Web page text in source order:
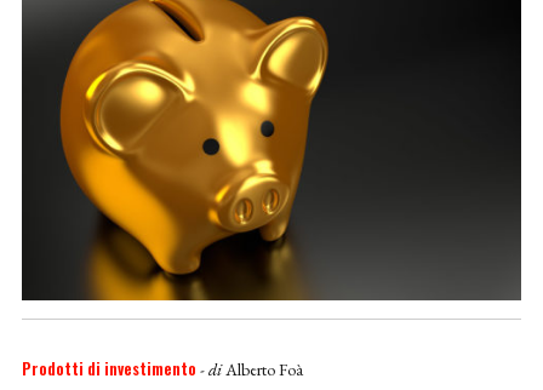
Prodotti di investimento - diAlberto Foà